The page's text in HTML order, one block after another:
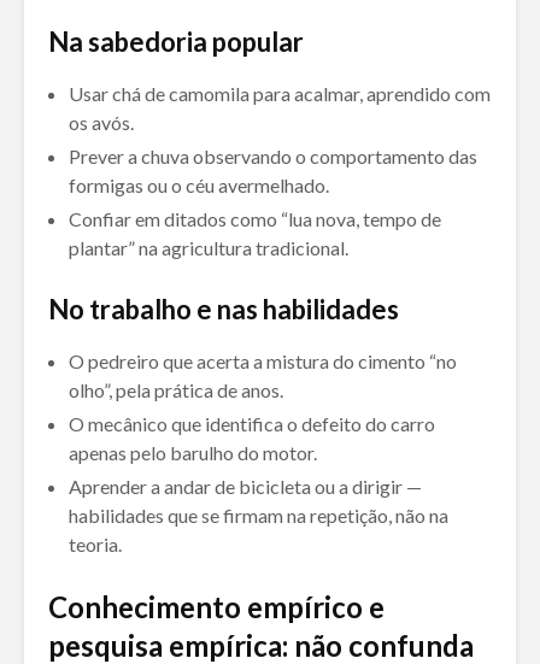
Na sabedoria popular
Usar chá de camomila para acalmar, aprendido com
os avós.
Prever a chuva observando o comportamento das
formigas ou o céu avermelhado.
Confiar em ditados como “lua nova, tempo de
plantar” na agricultura tradicional.
No trabalho e nas habilidades
O pedreiro que acerta a mistura do cimento “no
olho”, pela prática de anos.
O mecânico que identifica o defeito do carro
apenas pelo barulho do motor.
Aprender a andar de bicicleta ou a dirigir —
habilidades que se firmam na repetição, não na
teoria.
Conhecimento empírico e
pesquisa empírica: não confunda